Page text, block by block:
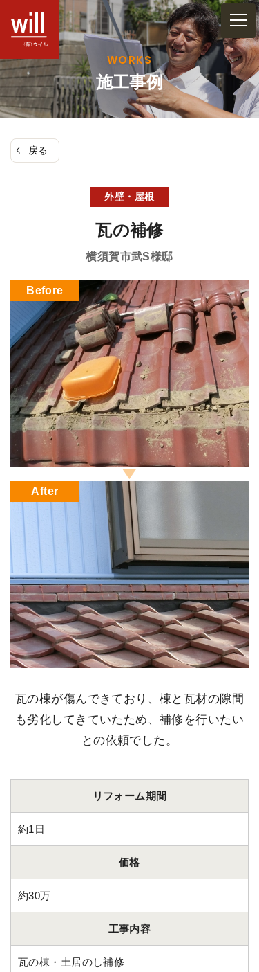
ン
ツ
へ
WORKS
施工事例
戻る
外壁・屋根
瓦の補修
横須賀市武S様邸
Before
After
瓦の棟が傷んできており、棟と瓦材の隙間
も劣化してきていたため、補修を行いたい
との依頼でした。
リフォーム期間
約1日
価格
約30万
工事内容
瓦の棟・土居のし補修